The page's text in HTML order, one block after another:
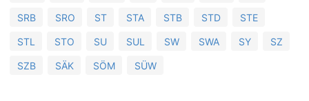
SRB SRO ST STA STB STD STE
STL STO SU SUL SW SWA SY SZ
SZB SÄK SÖM SÜW